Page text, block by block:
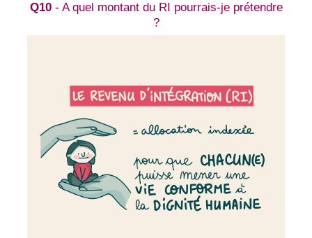
Q10- A quel montant du RI pourrais-je prétendre
?